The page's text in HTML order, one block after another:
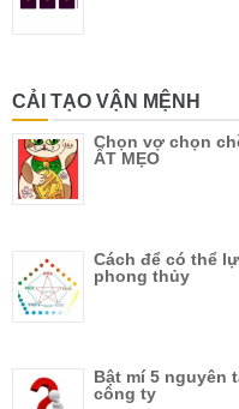
CẢI TẠO VẬN MỆNH
Chọn vợ chọn
ẤT MẸO
Cách để có thể
phong thủy
Bật mí 5 nguyên
công ty